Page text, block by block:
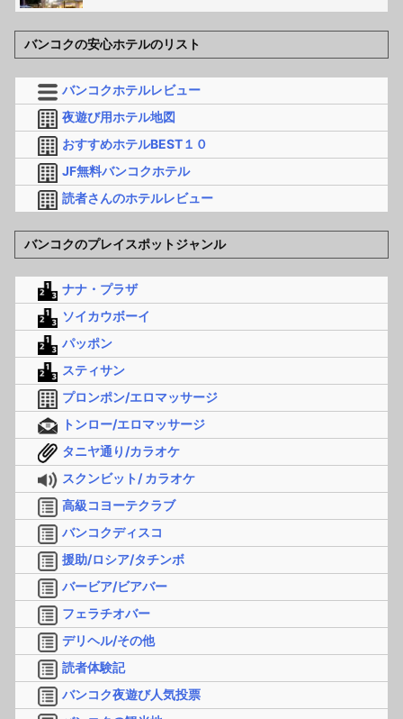
バンコクの安心ホテルのリスト
バンコクホテルレビュー
夜遊び用ホテル地図
おすすめホテルBEST１０
JF無料バンコクホテル
読者さんのホテルレビュー
バンコクのプレイスポットジャンル
ナナ・プラザ
ソイカウボーイ
パッポン
スティサン
プロンポン/エロマッサージ
トンロー/エロマッサージ
タニヤ通り/カラオケ
スクンビット/ カラオケ
高級コヨーテクラブ
バンコクディスコ
援助/ロシア/タチンボ
バービア/ビアバー
フェラチオバー
デリヘル/その他
読者体験記
バンコク夜遊び人気投票